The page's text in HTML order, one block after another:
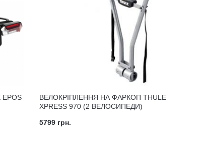
ВЕЛОКРІПЛЕННЯ НА ФАРКОП THULE
XPRESS 970 (2 ВЕЛОСИПЕДИ)
5799 грн.